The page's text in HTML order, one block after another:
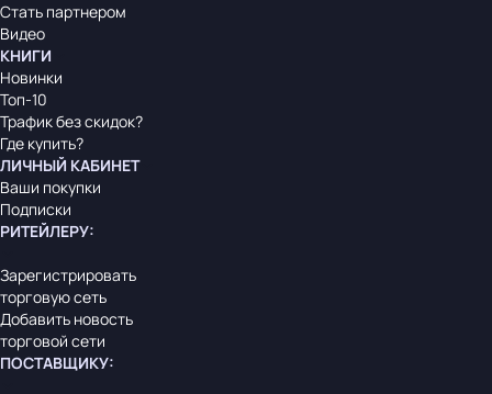
Стать партнером
Видео
КНИГИ
Новинки
Топ-10
Трафик без скидок?
Где купить?
ЛИЧНЫЙ КАБИНЕТ
Ваши покупки
Подписки
РИТЕЙЛЕРУ:
Зарегистрировать
торговую сеть
Добавить новость
торговой сети
ПОСТАВЩИКУ: